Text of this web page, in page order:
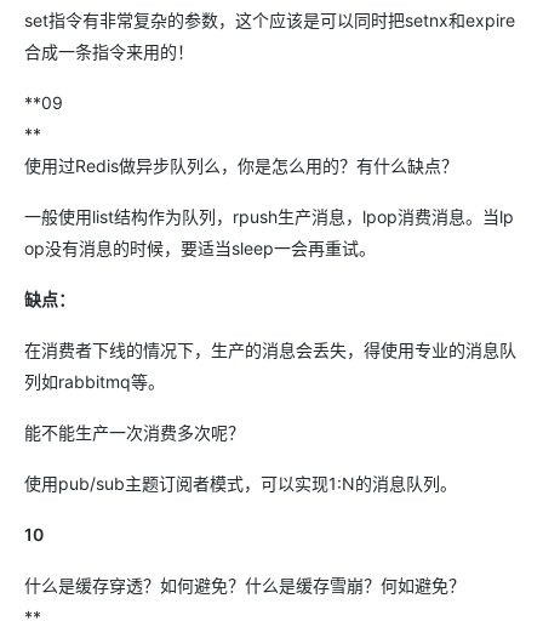
set指令有非常复杂的参数，这个应该是可以同时把setnx和expire
合成一条指令来用的！
**09
**
使用过Redis做异步队列么，你是怎么用的？有什么缺点？
一般使用list结构作为队列，rpush生产消息，lpop消费消息。当lp
op没有消息的时候，要适当sleep一会再重试。
缺点：
在消费者下线的情况下，生产的消息会丢失，得使用专业的消息队
列如rabbitmq等。
能不能生产一次消费多次呢？
使用pub/sub主题订阅者模式，可以实现1:N的消息队列。
10
什么是缓存穿透？如何避免？什么是缓存雪崩？何如避免？
**